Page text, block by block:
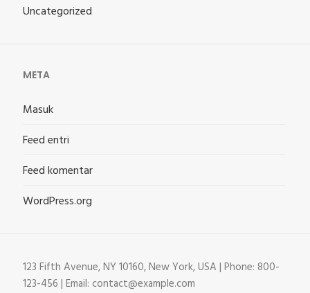
Uncategorized
META
Masuk
Feed entri
Feed komentar
WordPress.org
123 Fifth Avenue, NY 10160, New York, USA | Phone: 800-
123-456 | Email: contact@example.com